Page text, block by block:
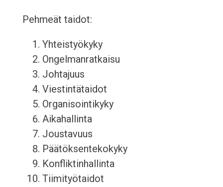
Pehmeät taidot:
Yhteistyökyky
Ongelmanratkaisu
Johtajuus
Viestintätaidot
Organisointikyky
Aikahallinta
Joustavuus
Päätöksentekokyky
Konfliktinhallinta
Tiimityötaidot